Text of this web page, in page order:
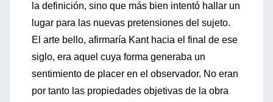
la definición, sino que más bien intentó hallar un
lugar para las nuevas pretensiones del sujeto.
El arte bello, afirmaría Kant hacia el final de ese
siglo, era aquel cuya forma generaba un
sentimiento de placer en el observador. No eran
por tanto las propiedades objetivas de la obra